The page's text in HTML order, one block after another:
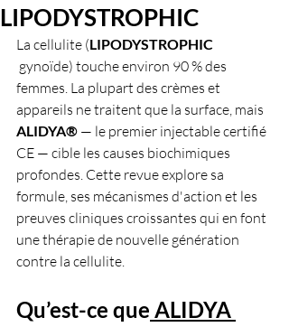
LIPODYSTROPHIC
La cellulite (LIPODYSTROPHIC
gynoïde) touche environ 90 % des
femmes. La plupart des crèmes et
appareils ne traitent que la surface, mais
ALIDYA® — le premier injectable certifié
CE — cible les causes biochimiques
profondes. Cette revue explore sa
formule, ses mécanismes d'action et les
preuves cliniques croissantes qui en font
une thérapie de nouvelle génération
contre la cellulite.
Qu’est-ce que ALIDYA